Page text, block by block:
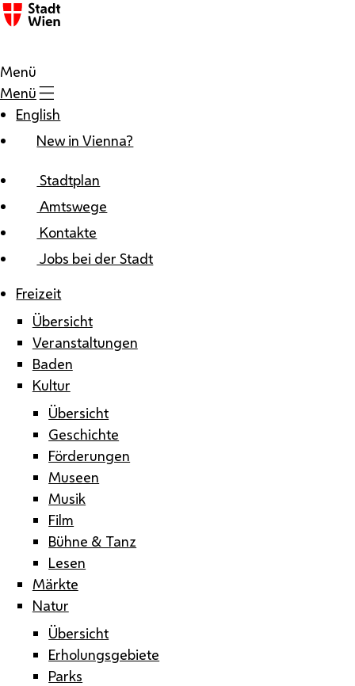
Zum Inhalt
Menü
Menü
English
New in Vienna?
Stadtplan
Amtswege
Kontakte
Jobs bei der Stadt
Freizeit
Übersicht
Veranstaltungen
Baden
Kultur
Übersicht
Geschichte
Förderungen
Museen
Musik
Film
Bühne & Tanz
Lesen
Märkte
Natur
Übersicht
Erholungsgebiete
Parks